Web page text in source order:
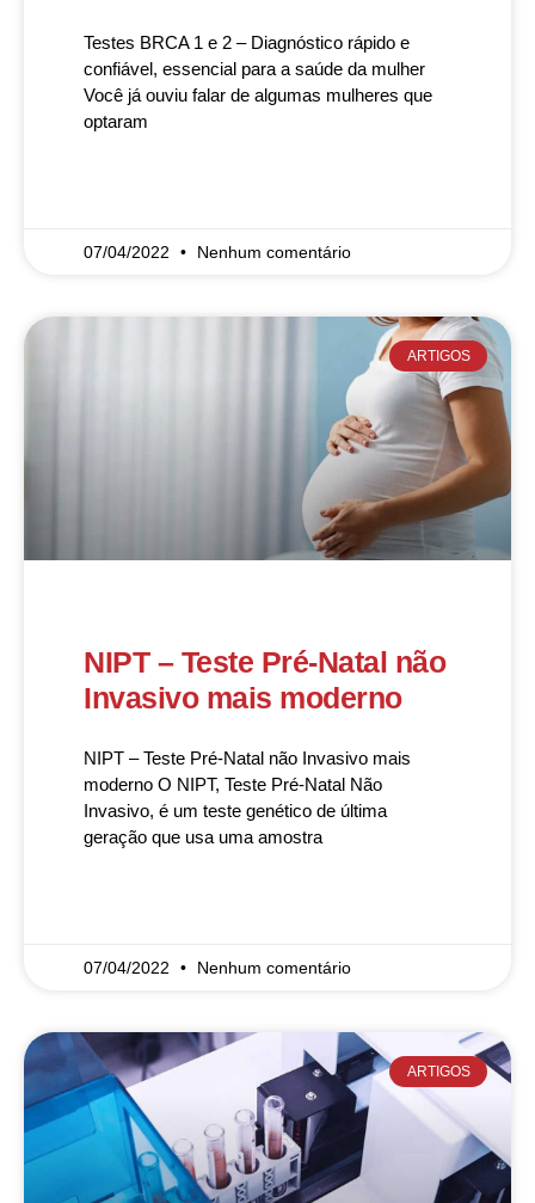
Testes BRCA 1 e 2 – Diagnóstico rápido e
confiável, essencial para a saúde da mulher
Você já ouviu falar de algumas mulheres que
optaram
07/04/2022 Nenhum comentário
ARTIGOS
NIPT – Teste Pré-Natal não
Invasivo mais moderno
NIPT – Teste Pré-Natal não Invasivo mais
moderno O NIPT, Teste Pré-Natal Não
Invasivo, é um teste genético de última
geração que usa uma amostra
07/04/2022 Nenhum comentário
ARTIGOS